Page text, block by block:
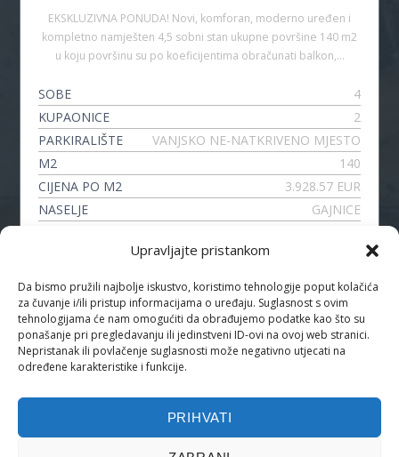
Upravljajte pristankom
Da bismo pružili najbolje iskustvo, koristimo tehnologije poput kolačića
za čuvanje i/ili pristup informacijama o uređaju. Suglasnost s ovim
tehnologijama će nam omogućiti da obrađujemo podatke kao što su
ponašanje pri pregledavanju ili jedinstveni ID-ovi na ovoj web stranici.
Nepristanak ili povlačenje suglasnosti može negativno utjecati na
određene karakteristike i funkcije.
PRIHVATI
EKSKLUZIVNA PONUDA! Novi, komforan, moderno uređen i
kompletno namješten 4,5 sobni stan ukupne površine 140 m2
u koju površinu su po koeficijentima obračunati balkon,…
SOBE
4
KUPAONICE
2
PARKIRALIŠTE
VANJSKO NE-NATKRIVENO MJESTO
M2
140
CIJENA PO M2
3.928.57 EUR
NASELJE
GAJNICE
PRATITE NAS